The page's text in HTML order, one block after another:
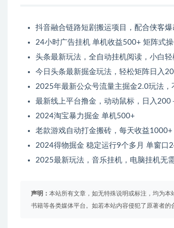
抖音融合链路短剧搬运项目，配合侠客
24小时广告挂机 单机收益500+ 矩阵式
头条最新玩法，全自动挂机阅读，小白
今日头条最新掘金玩法，轻松矩阵日入
2025年最新公众号流量主掘金2.0玩法
最新线上平台撸金，动动鼠标，日入200
2024淘宝暴力掘金 单机500+
老款游戏自动打金搬砖，每天收益
2024得物掘金 稳定运行9个多月 单窗口
2025最新玩法，音乐挂机，电脑挂机无
声明： 本站所有文章，如无特殊说明或标注，均为本
书籍等各类媒体平台。如若本站内容侵犯了原著者的